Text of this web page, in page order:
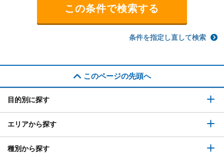
条件を指定し直して検索
このページの先頭へ
目的別に探す
エリアから探す
種別から探す